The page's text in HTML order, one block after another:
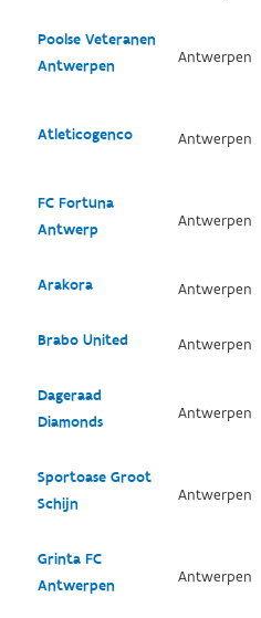
Poolse Veteranen
Antwerpen
Antwerpen
Atleticogenco Antwerpen
FC Fortuna
Antwerp
Antwerpen
Arakora Antwerpen
Brabo United Antwerpen
Dageraad
Diamonds
Antwerpen
Sportoase Groot
Schijn
Antwerpen
Grinta FC
Antwerpen
Antwerpen